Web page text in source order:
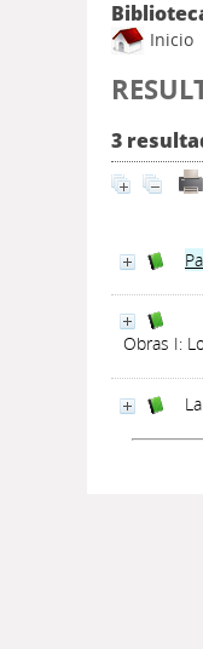
Inicio
3
Obras I: